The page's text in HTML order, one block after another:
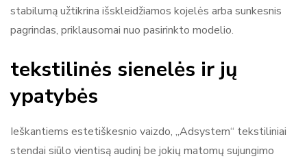
stabilumą užtikrina išskleidžiamos kojelės arba sunkesnis
pagrindas, priklausomai nuo pasirinkto modelio.
tekstilinės sienelės ir jų
ypatybės
Ieškantiems estetiškesnio vaizdo, „Adsystem“ tekstiliniai
stendai siūlo vientisą audinį be jokių matomų sujungimo